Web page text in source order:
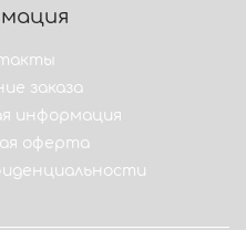
заказа
информация
оферта